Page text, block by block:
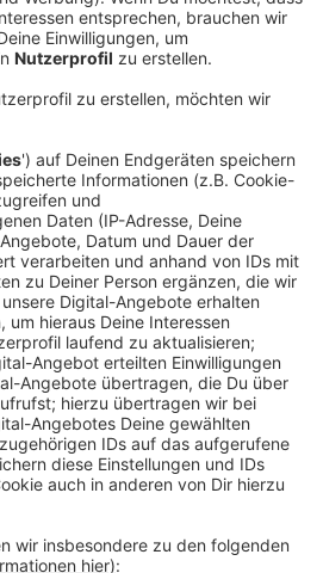
Das Erzbistum verspricht,
und die
Ergebnisse zu informieren.
12.11.2019 14:30
war der
des Bistums Münster auf
Erzbistum Köln hat daraufhin
damit beauftragt,
verantwortlich war, den
als Seelsorger
sollen die Ergebnisse
Namen der Verantwortlichen
Der heute 85-jährige
1988 wegen Missbrauchs von
worden.